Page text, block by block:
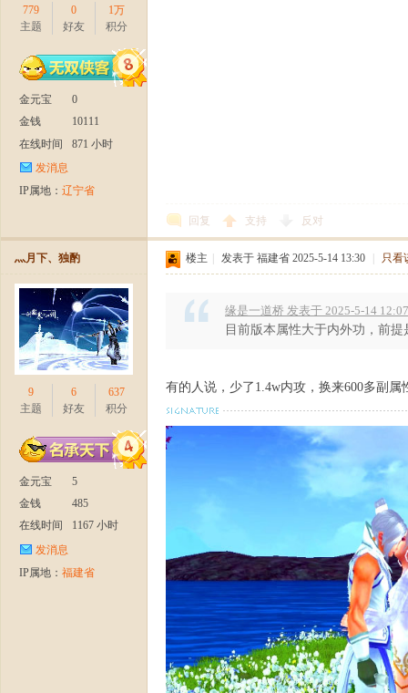
779
主题
0
好友
1万
积分
金元宝
0
金钱
10111
在线时间
871 小时
发消息
IP属地： 辽宁省
回复 支持 反对
灬月下、独酌
9
主题
6
好友
637
积分
金元宝
5
金钱
485
在线时间
1167 小时
发消息
IP属地： 福建省
楼主 发表于 福建省 2025-5-14 13:30 只看
缘是一道桥 发表于 2025-5-14 12:07
目前版本属性大于内外功，前提
有的人说，少了1.4w内攻，换来600多副